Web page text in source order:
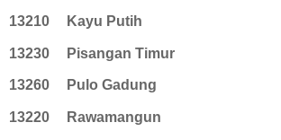
13210 Kayu Putih
13230 Pisangan Timur
13260 Pulo Gadung
13220 Rawamangun